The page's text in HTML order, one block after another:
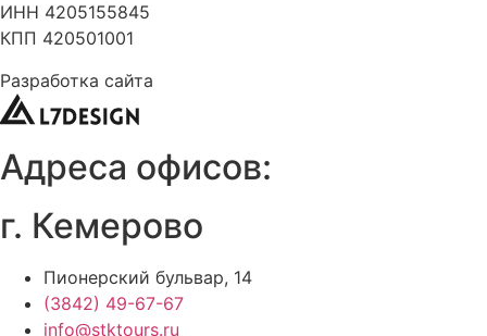
ИНН 4205155845
КПП 420501001
Разработка сайта
Адреса офисов:
г. Кемерово
Пионерский бульвар, 14
(3842) 49-67-67
info@stktours.ru